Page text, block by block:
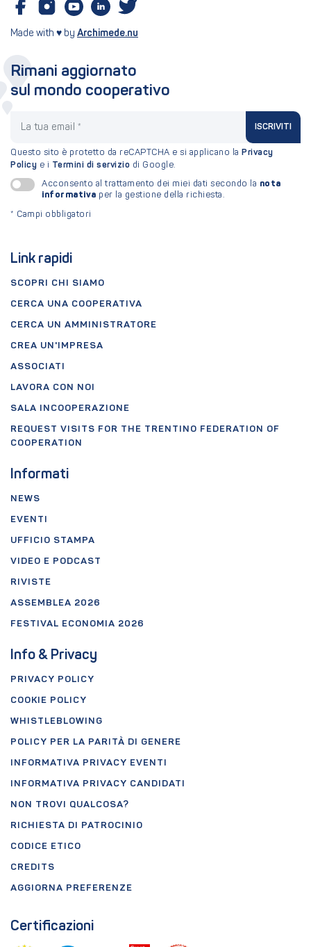
Made with ♥ by Archimede.nu
Link rapidi
SCOPRI CHI SIAMO
CERCA UNA COOPERATIVA
CERCA UN AMMINISTRATORE
CREA UN'IMPRESA
ASSOCIATI
LAVORA CON NOI
SALA INCOOPERAZIONE
REQUEST VISITS FOR THE TRENTINO FEDERATION OF
COOPERATION
Informati
NEWS
EVENTI
UFFICIO STAMPA
VIDEO E PODCAST
RIVISTE
ASSEMBLEA 2026
FESTIVAL ECONOMIA 2026
Info & Privacy
PRIVACY POLICY
COOKIE POLICY
WHISTLEBLOWING
POLICY PER LA PARITÀ DI GENERE
INFORMATIVA PRIVACY EVENTI
INFORMATIVA PRIVACY CANDIDATI
NON TROVI QUALCOSA?
RICHIESTA DI PATROCINIO
CODICE ETICO
CREDITS
AGGIORNA PREFERENZE
Certificazioni
Rimani aggiornato
sul mondo cooperativo
ISCRIVITI
Questo sito è protetto da reCAPTCHA e si applicano la Privacy
Policy e i Termini di servizio di Google.
Acconsento al trattamento dei miei dati secondo la nota
informativa per la gestione della richiesta.
* Campi obbligatori